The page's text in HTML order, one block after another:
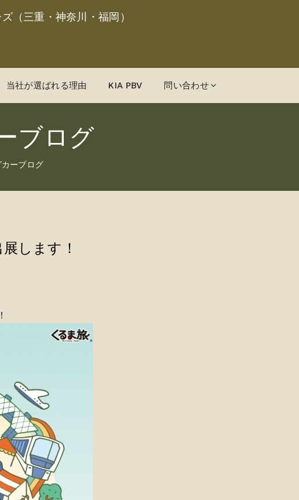
（三重・神奈川・福岡）
当社が選ばれる理由 KIA PBV 問い合わせ
ブログ
ーブログ
します！